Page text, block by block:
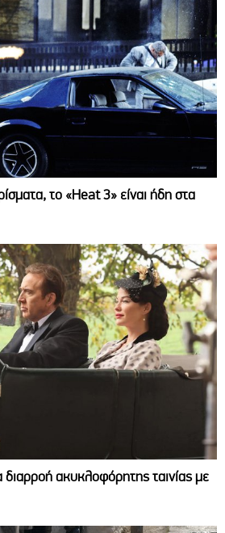
το «Heat 3» είναι ήδη στα
ακυκλοφόρητης ταινίας με